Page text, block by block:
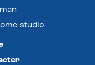
studio